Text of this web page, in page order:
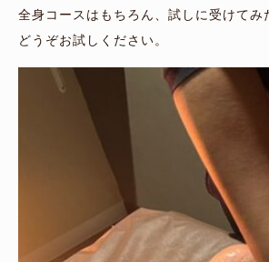
全身コースはもちろん、試しに受けて
どうぞお試しください。